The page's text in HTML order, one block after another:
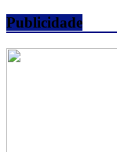
Publicidade